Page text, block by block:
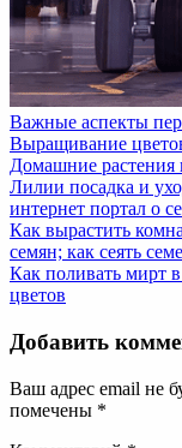
Важные аспекты
Выращивание
Домашние растения
Лилии посадка и
интернет портал о
Как вырастить
семян; как сеять
Как поливать мирт
цветов
Добавить
Ваш адрес email не
помечены *